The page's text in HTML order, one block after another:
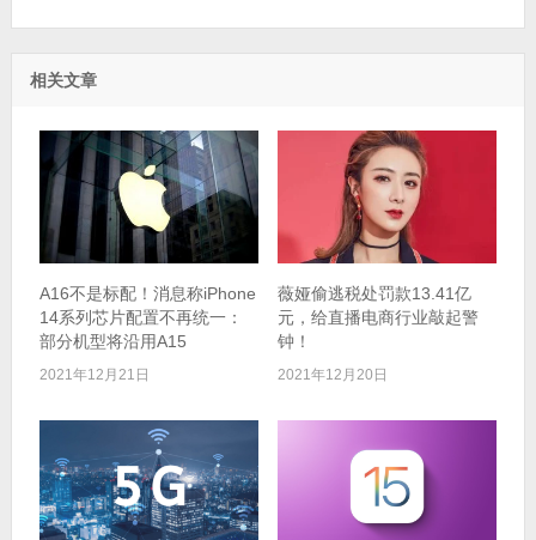
相关文章
A16不是标配！消息称iPhone
14系列芯片配置不再统一：
部分机型将沿用A15
2021年12月21日
薇娅偷逃税处罚款13.41亿
元，给直播电商行业敲起警
钟！
2021年12月20日